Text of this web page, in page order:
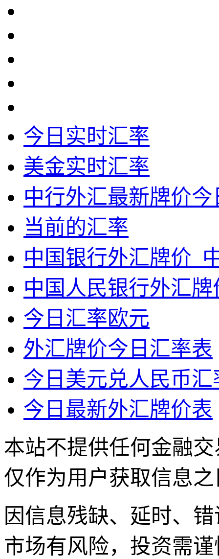
今日实时汇率
美金实时汇率
中行外汇最新牌价今
当前的汇率
中国银行外汇牌价_
中国人民银行外汇牌
今日汇率欧元
外汇牌价今日汇率表
今日美元兑人民币汇
今日最新外汇牌价表
本站不提供任何金融
仅作为用户获取信息
因信息残缺、延时、
市场有风险，投资需